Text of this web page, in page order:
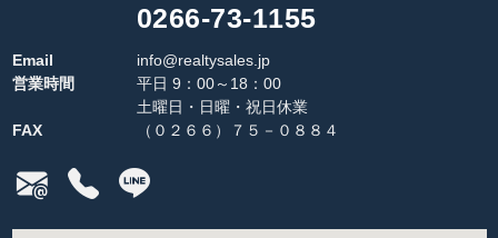
0266-73-1155
Email
info@realtysales.jp
営業時間
平日 9：00～18：00
土曜日・日曜・祝日休業
FAX
（０２６６）７５－０８８４